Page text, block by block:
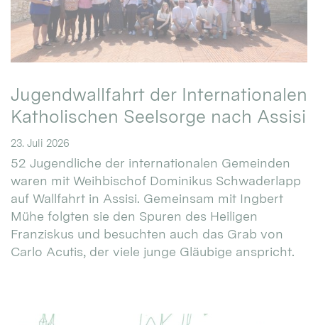
Jugendwallfahrt der Internationalen
Katholischen Seelsorge nach Assisi
23. Juli 2026
52 Jugendliche der internationalen Gemeinden
waren mit Weihbischof Dominikus Schwaderlapp
auf Wallfahrt in Assisi. Gemeinsam mit Ingbert
Mühe folgten sie den Spuren des Heiligen
Franziskus und besuchten auch das Grab von
Carlo Acutis, der viele junge Gläubige anspricht.